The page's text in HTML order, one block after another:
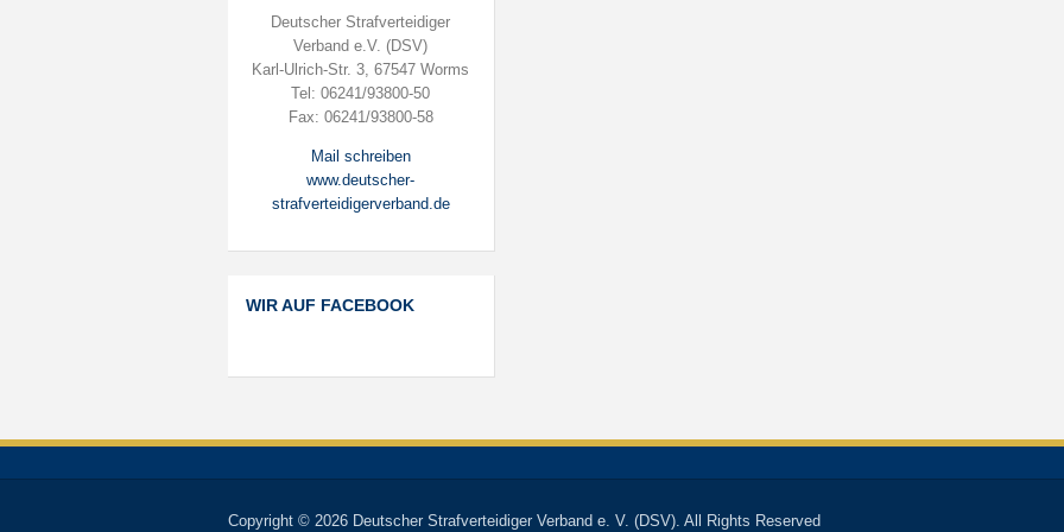
Deutscher Strafverteidiger
Verband e.V. (DSV)
Karl-Ulrich-Str. 3, 67547 Worms
Tel: 06241/93800-50
Fax: 06241/93800-58
Mail schreiben
www.deutscher-
strafverteidigerverband.de
WIR AUF FACEBOOK
Copyright © 2026 Deutscher Strafverteidiger Verband e. V. (DSV). All Rights Reserved